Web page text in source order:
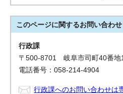
このページに関するお問い合わせ
行政課
〒500-8701 岐阜市司町40番
電話番号：058-214-4904
行政課へのお問い合わせは